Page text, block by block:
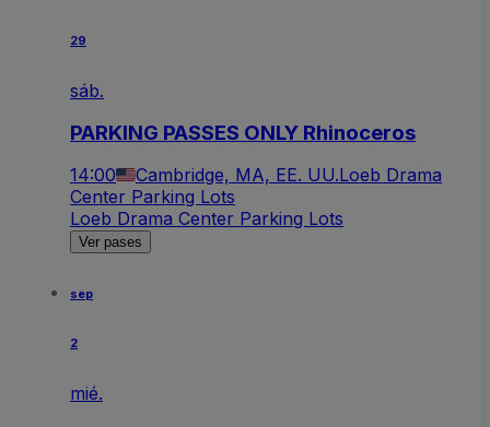
29
sáb.
PARKING PASSES ONLY Rhinoceros
14:00 Cambridge, MA, EE. UU.Loeb Drama
Center Parking Lots
Loeb Drama Center Parking Lots
Ver pases
sep
2
mié.